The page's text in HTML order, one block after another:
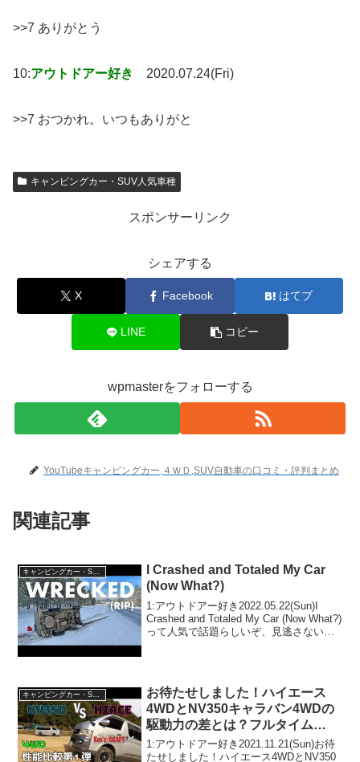
>>7 ありがとう
10:アウトドアー好き 2020.07.24(Fri)
>>7 おつかれ。いつもありがと
キャンピングカー・SUV人気車種
スポンサーリンク
シェアする
X Facebook はてブ
LINE コピー
wpmasterをフォローする
YouTubeキャンピングカー,４ＷＤ,SUV自動車の口コミ・評判まとめ
関連記事
キャンピングカー・SUV人気車種
I Crashed and Totaled My Car
(Now What?)
1:アウトドアー好き2022.05.22(Sun)I
Crashed and Totaled My Car (Now What?)
って人気で話題らしいぞ、見逃さない
お待たせしました！ハイエース
4WDとNV350キャラバン4WDの
駆動力の差とは？フルタイム
4WDとパートタイム4WDの違い
に迫る
1:アウトドアー好き2021.11.21(Sun)お待
たせしました！ハイエース4WDとNV350